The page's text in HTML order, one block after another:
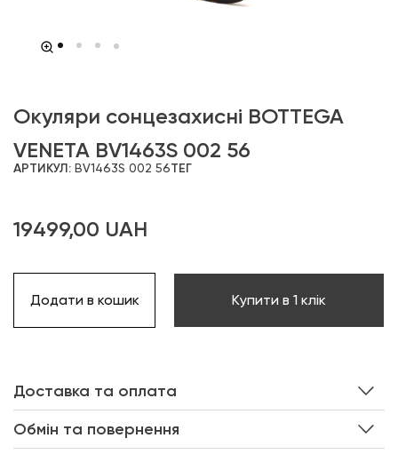
Окуляри сонцезахисні BOTTEGA
VENETA BV1463S 002 56
АРТИКУЛ: BV1463S 002 56ТЕГ
19499,00 UAH
Додати в кошик Купити в 1 клік
Доставка та оплата
Обмін та повернення